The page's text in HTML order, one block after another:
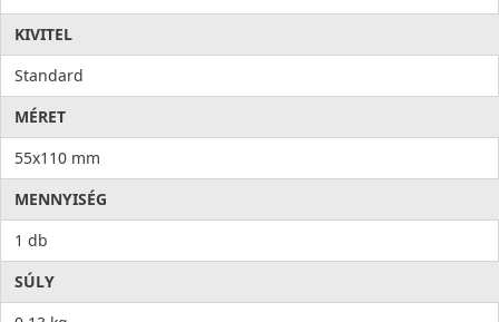
KIVITEL
Standard
MÉRET
55x110 mm
MENNYISÉG
1 db
SÚLY